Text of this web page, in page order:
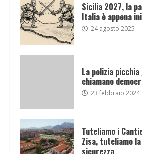
Sicilia 2027, la
Italia è appena
24 agosto 2025
La polizia
chiamano
23 febbraio 2024
Tuteliamo i
Zisa, tuteliamo
sicurezza